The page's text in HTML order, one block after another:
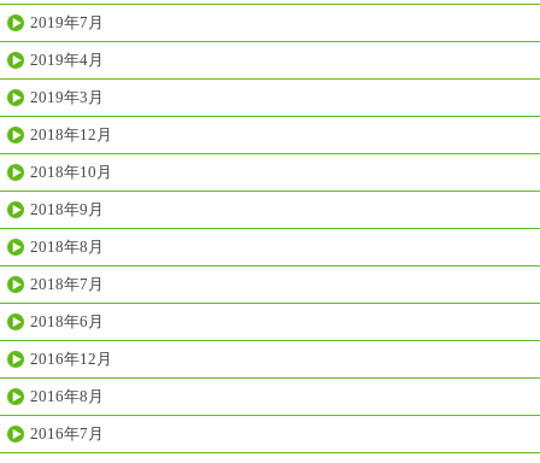
2019年7月
2019年4月
2019年3月
2018年12月
2018年10月
2018年9月
2018年8月
2018年7月
2018年6月
2016年12月
2016年8月
2016年7月